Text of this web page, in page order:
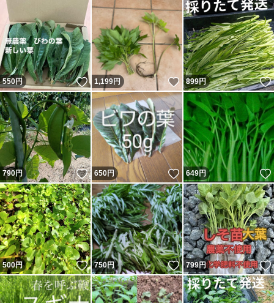
550円 いいね！
1,199円 いいね！
899円
790円 いいね！
650円 いいね！
649円
500円 いいね！
750円 いいね！
799円